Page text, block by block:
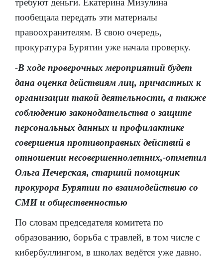
требуют деньги. Екатерина Мизулина
пообещала передать эти материалы
правоохранителям. В свою очередь,
прокуратура Бурятии уже начала проверку.
-В ходе проверочных мероприятий будет
дана оценка действиям лиц, причастных к
организации такой деятельности, а также
соблюдению законодательства о защите
персональных данных и профилактике
совершения противоправных действий в
отношении несовершеннолетних,-отметил
Ольга Печерская, старший помощник
прокурора Бурятии по взаимодействию со
СМИ и общественностью
По словам председателя комитета по
образованию, борьба с травлей, в том числе с
кибербуллингом, в школах ведётся уже давно.